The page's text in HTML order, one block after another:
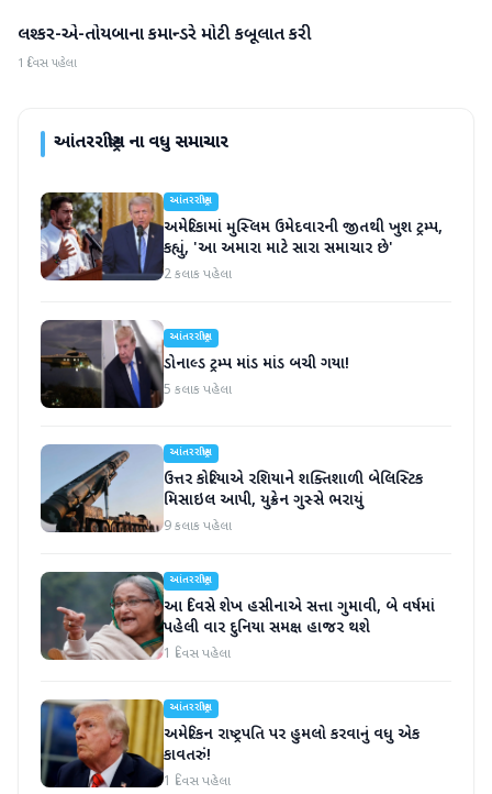
આંતરરાષ્ટ્રીય
લશ્કર-એ-તોયબાના કમાન્ડરે મોટી કબૂલાત કરી
1 દિવસ પહેલા
આંતરરાષ્ટ્રીયના વધુ સમાચાર
આંતરરાષ્ટ્રીય
અમેરિકામાં મુસ્લિમ ઉમેદવારની જીતથી ખુશ ટ્રમ્પ,
કહ્યું, 'આ અમારા માટે સારા સમાચાર છે'
2 કલાક પહેલા
આંતરરાષ્ટ્રીય
ડોનાલ્ડ ટ્રમ્પ માંડ માંડ બચી ગયા!
5 કલાક પહેલા
આંતરરાષ્ટ્રીય
ઉત્તર કોરિયાએ રશિયાને શક્તિશાળી બેલિસ્ટિક
મિસાઇલ આપી, યુક્રેન ગુસ્સે ભરાયું
9 કલાક પહેલા
આંતરરાષ્ટ્રીય
આ દિવસે શેખ હસીનાએ સત્તા ગુમાવી, બે વર્ષમાં
પહેલી વાર દુનિયા સમક્ષ હાજર થશે
1 દિવસ પહેલા
આંતરરાષ્ટ્રીય
અમેરિકન રાષ્ટ્રપતિ પર હુમલો કરવાનું વધુ એક
કાવતરું!
1 દિવસ પહેલા